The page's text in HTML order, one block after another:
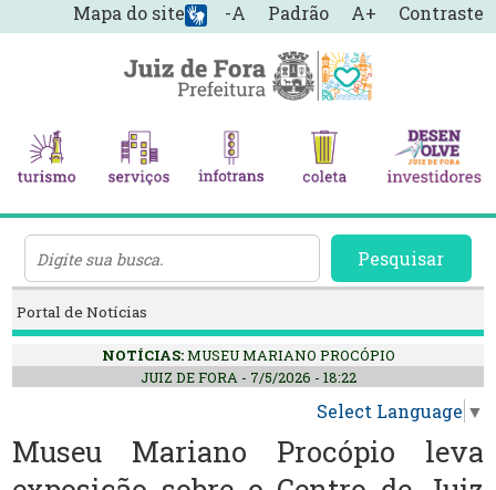
-A Padrão A+ Contraste
Mapa do site
Pesquisar
Portal de Notícias
NOTÍCIAS:MUSEU MARIANO PROCÓPIO
JUIZ DE FORA - 7/5/2026 - 18:22
Select Language ▼
Museu Mariano Procópio leva